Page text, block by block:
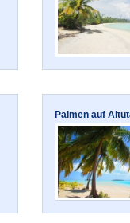
Palmen auf